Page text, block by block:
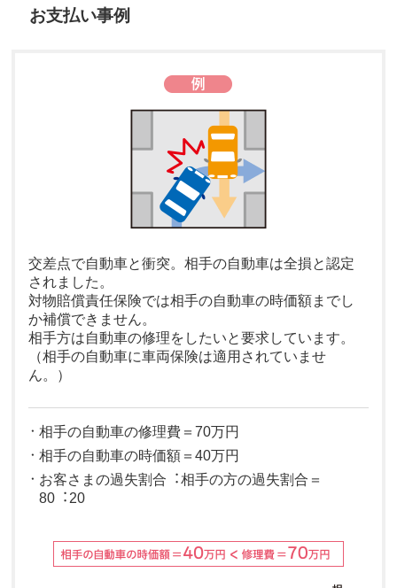
お⽀払い事例
交差点で自動車と衝突。相手の自動車は全損と認定
されました。
対物賠償責任保険では相手の自動車の時価額までし
か補償できません。
相手方は自動車の修理をしたいと要求しています。
（相手の自動車に車両保険は適用されていませ
ん。）
相⼿の⾃動⾞の修理費＝70万円
相⼿の⾃動⾞の時価額＝40万円
お客さまの過失割合︓相⼿の⽅の過失割合＝
80︓20